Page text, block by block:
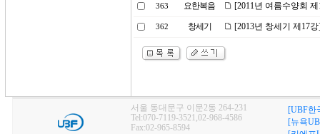
363 요한복음 [2011년 여름수양회
362 창세기 [2013년 창세기 제17
서울 동대문구 이문2동 264-231
Tel:070-7119-3521,02-968-4586
Fax:02-965-8594
[UBF한
[뉴욕